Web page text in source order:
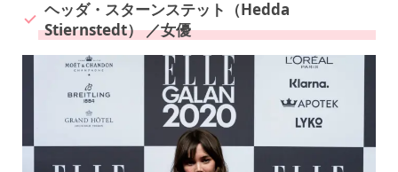
ヘッダ・スターンステット（Hedda
Stiernstedt） ／女優